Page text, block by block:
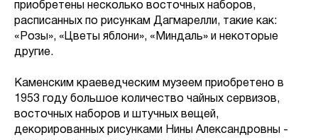
приобретены несколько восточных наборов,
расписанных по рисункам Дагмарелли, такие как:
«Розы», «Цветы яблони», «Миндаль» и некоторые
другие.
Каменским краеведческим музеем приобретено в
1953 году большое количество чайных сервизов,
восточных наборов и штучных вещей,
декорированных рисунками Нины Александровны -